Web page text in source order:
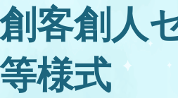
客創人
様式